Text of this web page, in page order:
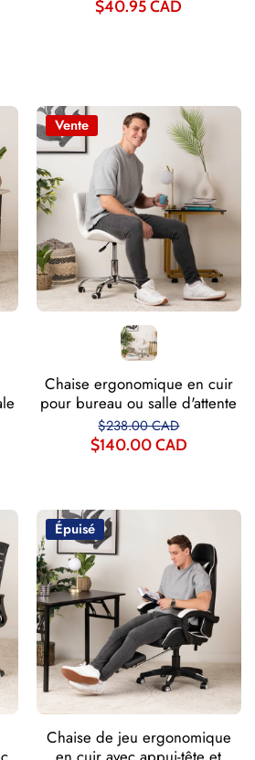
$40.95 CAD
Vente
Chaise ergonomique en cuir
pour bureau ou salle d'attente
$238.00 CAD
$140.00 CAD
Épuisé
Chaise de jeu ergonomique